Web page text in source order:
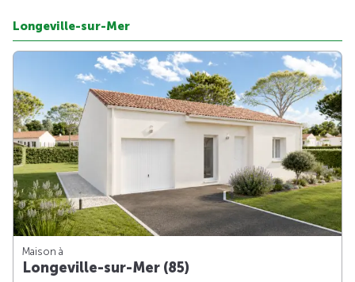
Longeville-sur-Mer
Maison à
Longeville-sur-Mer (85)